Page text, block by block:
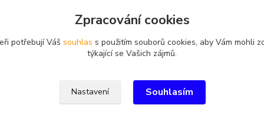
Zpracování cookies
potřebují Váš souhlas s použitím souborů cookies, aby Vám mohli
týkající se Vašich zájmů.
Nastavení Souhlasím